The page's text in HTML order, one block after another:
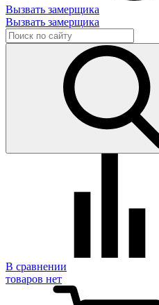
Вызвать замерщика
Вызвать замерщика
В сравнении
товаров нет